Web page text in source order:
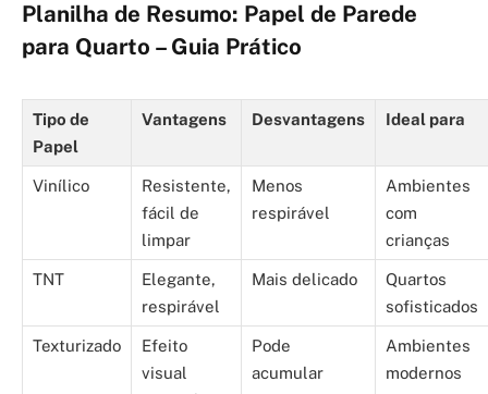
Planilha de Resumo: Papel de Parede
para Quarto – Guia Prático
Tipo de
Papel
Vantagens Desvantagens Ideal para
Vinílico
Resistente,
fácil de
limpar
Menos
respirável
Ambientes
com
crianças
TNT
Elegante,
respirável
Mais delicado
Quartos
sofisticados
Texturizado
Efeito
visual
Pode
acumular
Ambientes
modernos